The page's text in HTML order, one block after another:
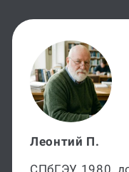
Леонтий П.
СПбГЭУ 1980,